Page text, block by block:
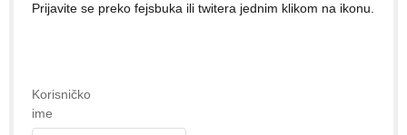
Prijavite se preko fejsbuka ili twitera jednim klikom na ikonu.
Korisničko
ime